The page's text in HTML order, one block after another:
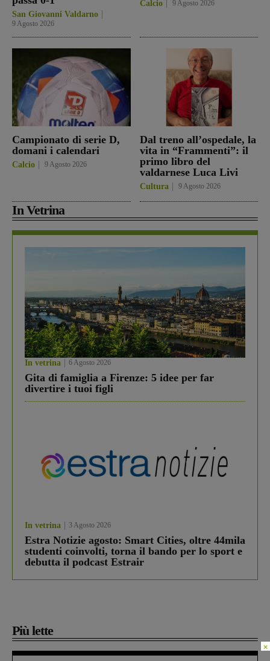
San Giovanni Valdarno
9 Agosto 2026
Calcio 9 Agosto 2026
Campionato di serie D,
domani i calendari
Calcio 9 Agosto 2026
Dal treno all’ospedale, la
vita in “Frammenti”: il
primo libro del
valdarnese Luca Livi
Cultura 9 Agosto 2026
In Vetrina
In vetrina 6 Agosto 2026
Gita di famiglia a Firenze: 5 idee per far
divertire i tuoi figli
In vetrina 3 Agosto 2026
Estra Notizie agosto: Smart Cities, oltre 44mila
studenti coinvolti, torna il bando per lo sport e
debutta il podcast Estrair
Più lette
×